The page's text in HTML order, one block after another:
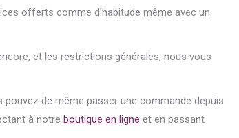
offerts comme d’habitude même avec un
et les restrictions générales, nous vous
de même passer une commande depuis
à notre boutique en ligne et en passant